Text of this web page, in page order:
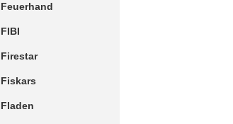
Feuerhand
FIBI
Firestar
Fiskars
Fladen